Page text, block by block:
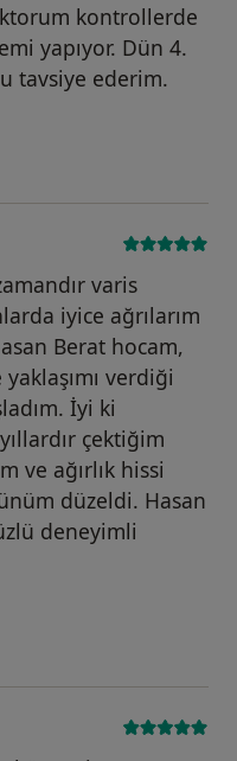
kontrollerde
yapıyor. Dün 4.
tavsiye ederim.
n...
varis
iyice ağrılarım
Berat hocam,
verdiği
İyi ki
çektiğim
ve ağırlık hissi
düzeldi. Hasan
deneyimli
h...